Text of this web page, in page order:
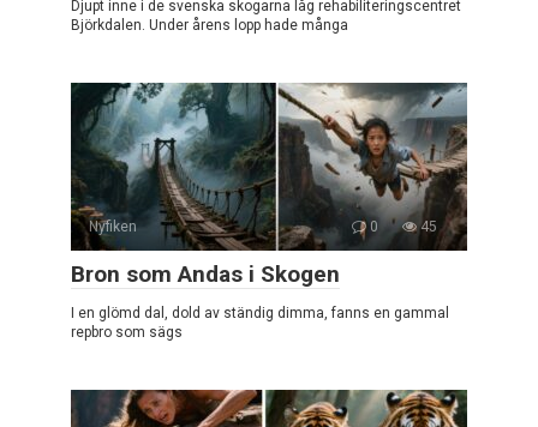
Djupt inne i de svenska skogarna låg rehabiliteringscentret
Björkdalen. Under årens lopp hade många
Nyfiken 0 45
Bron som Andas i Skogen
I en glömd dal, dold av ständig dimma, fanns en gammal
repbro som sägs